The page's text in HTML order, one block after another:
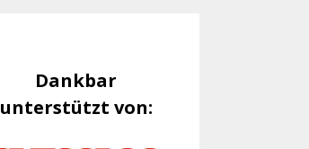
Dankbar
unterstützt von: